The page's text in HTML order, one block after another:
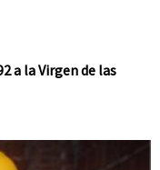
a la Virgen de las